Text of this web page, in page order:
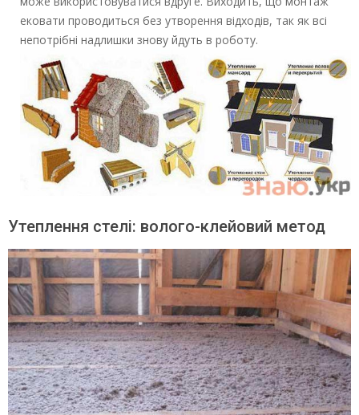
ековати проводиться без утворення відходів, так як всі
непотрібні надлишки знову йдуть в роботу.
Утеплення стелі: волого-клейовий метод